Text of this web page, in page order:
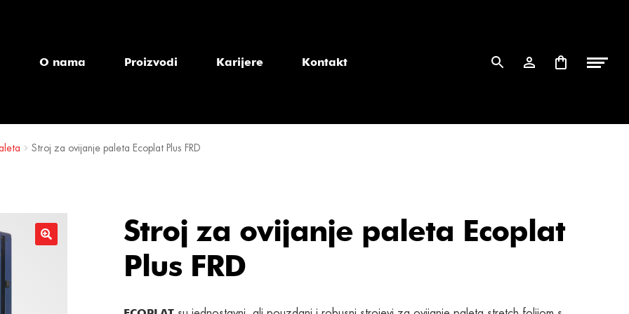
O nama Proizvodi Karijere Kontakt
Stroj za ovijanje paleta Ecoplat Plus FRD
Stroj za ovijanje paleta Ecoplat
Plus FRD